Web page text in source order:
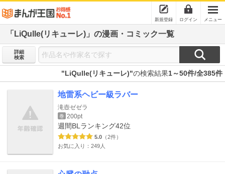
新規登録 ログイン メニュー
「LiQulle(リキューレ)」の漫画・コミック一覧
詳細
検索
"LiQulle(リキューレ)"の検索結果1～50件/全385件
地雷系ヘビー級ラバー
滝壺ゼゼラ
巻 200pt
週間BLランキング42位
5.0 （2件）
お気に入り：249人